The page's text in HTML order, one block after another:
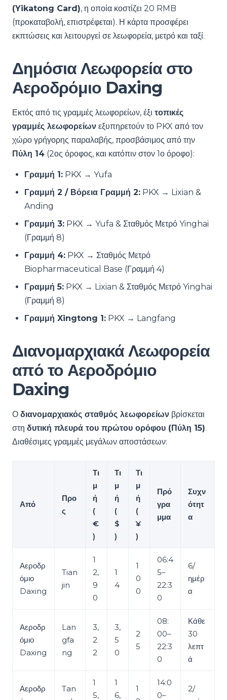
(Yikatong Card), η οποία κοστίζει 20 RMB
(προκαταβολή, επιστρέφεται). Η κάρτα προσφέρει
εκπτώσεις και λειτουργεί σε λεωφορεία, μετρό και ταξί.
Δημόσια Λεωφορεία στο
Αεροδρόμιο Daxing
Εκτός από τις γραμμές λεωφορείων, έξι τοπικές
γραμμές λεωφορείων εξυπηρετούν το PKX από τον
χώρο γρήγορης παραλαβής, προσβάσιμος από την
Πύλη 14 (2ος όροφος, και κατόπιν στον 1ο όροφο):
Γραμμή 1: PKX → Yufa
Γραμμή 2 / Βόρεια Γραμμή 2: PKX → Lixian &
Anding
Γραμμή 3: PKX → Yufa & Σταθμός Μετρό Yinghai
(Γραμμή 8)
Γραμμή 4: PKX → Σταθμός Μετρό
Biopharmaceutical Base (Γραμμή 4)
Γραμμή 5: PKX → Lixian & Σταθμός Μετρό Yinghai
(Γραμμή 8)
Γραμμή Xingtong 1: PKX → Langfang
Διανομαρχιακά Λεωφορεία
από το Αεροδρόμιο
Daxing
Ο διανομαρχιακός σταθμός λεωφορείων βρίσκεται
στη δυτική πλευρά του πρώτου ορόφου (Πύλη 15).
Διαθέσιμες γραμμές μεγάλων αποστάσεων:
Από
Προ
ς
Τι
μ
ή
(
€
)
Τι
μ
ή
(
$
)
Τι
μ
ή
(
¥
)
Πρό
γρα
μμα
Συχν
ότητ
α
Αεροδρ
όμιο
Daxing
Tian
jin
1
2,
9
0
1
4
1
0
0
06:4
5–
22:3
0
6/
ημέρ
α
Αεροδρ
όμιο
Daxing
Lan
gfa
ng
3,
2
2
3,
5
0
2
5
08:
00–
22:3
0
Κάθε
30
λεπτ
ά
Αεροδρ
Tan
1
5,
1
6,
1
14:0
0–
2/